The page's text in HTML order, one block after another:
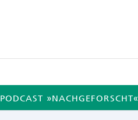
PODCAST »NACHGEFORSCHT«